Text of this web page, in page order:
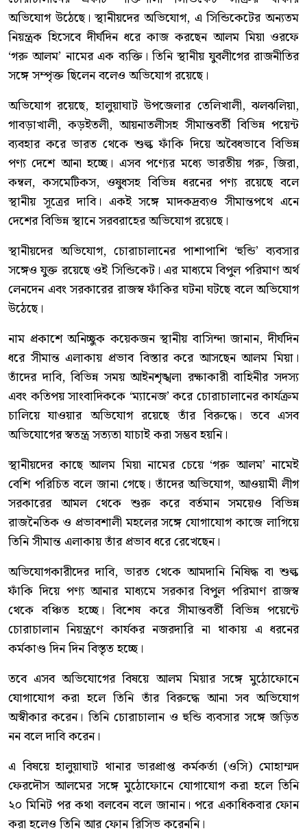
অভিযোগ উঠেছে। স্থানীয়দের অভিযোগ, এ সিন্ডিকেটের অন্যতম
নিয়ন্ত্রক হিসেবে দীর্ঘদিন ধরে কাজ করছেন আলম মিয়া ওরফে
‘গরু আলম’ নামের এক ব্যক্তি। তিনি স্থানীয় যুবলীগের রাজনীতির
সঙ্গে সম্পৃক্ত ছিলেন বলেও অভিযোগ রয়েছে।
অভিযোগ রয়েছে, হালুয়াঘাট উপজেলার তেলিখালী, ঝলঝলিয়া,
গাবড়াখালী, কড়ইতলী, আয়নাতলীসহ সীমান্তবর্তী বিভিন্ন পয়েন্ট
ব্যবহার করে ভারত থেকে শুল্ক ফাঁকি দিয়ে অবৈধভাবে বিভিন্ন
পণ্য দেশে আনা হচ্ছে। এসব পণ্যের মধ্যে ভারতীয় গরু, জিরা,
কম্বল, কসমেটিকস, ওষুধসহ বিভিন্ন ধরনের পণ্য রয়েছে বলে
স্থানীয় সূত্রের দাবি। একই সঙ্গে মাদকদ্রব্যও সীমান্তপথে এনে
দেশের বিভিন্ন স্থানে সরবরাহের অভিযোগ রয়েছে।
স্থানীয়দের অভিযোগ, চোরাচালানের পাশাপাশি ‘হুন্ডি’ ব্যবসার
সঙ্গেও যুক্ত রয়েছে ওই সিন্ডিকেট। এর মাধ্যমে বিপুল পরিমাণ অর্থ
লেনদেন এবং সরকারের রাজস্ব ফাঁকির ঘটনা ঘটছে বলে অভিযোগ
উঠেছে।
নাম প্রকাশে অনিচ্ছুক কয়েকজন স্থানীয় বাসিন্দা জানান, দীর্ঘদিন
ধরে সীমান্ত এলাকায় প্রভাব বিস্তার করে আসছেন আলম মিয়া।
তাঁদের দাবি, বিভিন্ন সময় আইনশৃঙ্খলা রক্ষাকারী বাহিনীর সদস্য
এবং কতিপয় সাংবাদিককে ‘ম্যানেজ’ করে চোরাচালানের কার্যক্রম
চালিয়ে যাওয়ার অভিযোগ রয়েছে তাঁর বিরুদ্ধে। তবে এসব
অভিযোগের স্বতন্ত্র সত্যতা যাচাই করা সম্ভব হয়নি।
স্থানীয়দের কাছে আলম মিয়া নামের চেয়ে ‘গরু আলম’ নামেই
বেশি পরিচিত বলে জানা গেছে। তাঁদের অভিযোগ, আওয়ামী লীগ
সরকারের আমল থেকে শুরু করে বর্তমান সময়েও বিভিন্ন
রাজনৈতিক ও প্রভাবশালী মহলের সঙ্গে যোগাযোগ কাজে লাগিয়ে
তিনি সীমান্ত এলাকায় তাঁর প্রভাব ধরে রেখেছেন।
অভিযোগকারীদের দাবি, ভারত থেকে আমদানি নিষিদ্ধ বা শুল্ক
ফাঁকি দিয়ে পণ্য আনার মাধ্যমে সরকার বিপুল পরিমাণ রাজস্ব
থেকে বঞ্চিত হচ্ছে। বিশেষ করে সীমান্তবর্তী বিভিন্ন পয়েন্টে
চোরাচালান নিয়ন্ত্রণে কার্যকর নজরদারি না থাকায় এ ধরনের
কর্মকাণ্ড দিন দিন বিস্তৃত হচ্ছে।
তবে এসব অভিযোগের বিষয়ে আলম মিয়ার সঙ্গে মুঠোফোনে
যোগাযোগ করা হলে তিনি তাঁর বিরুদ্ধে আনা সব অভিযোগ
অস্বীকার করেন। তিনি চোরাচালান ও হুন্ডি ব্যবসার সঙ্গে জড়িত
নন বলে দাবি করেন।
এ বিষয়ে হালুয়াঘাট থানার ভারপ্রাপ্ত কর্মকর্তা (ওসি) মোহাম্মদ
ফেরদৌস আলমের সঙ্গে মুঠোফোনে যোগাযোগ করা হলে তিনি
২০ মিনিট পর কথা বলবেন বলে জানান। পরে একাধিকবার ফোন
করা হলেও তিনি আর ফোন রিসিভ করেননি।